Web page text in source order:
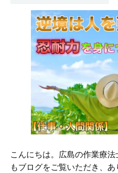
こんにちは。広島の作業療
もブログをご覧いただき、